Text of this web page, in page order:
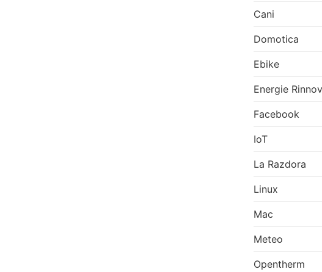
Cani
Domotica
Ebike
Energie
Facebook
IoT
La Razdora
Linux
Mac
Meteo
Opentherm